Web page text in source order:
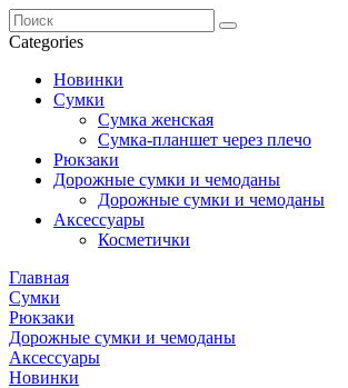
Categories
Новинки
Сумки
Сумка женская
Сумка-планшет через плечо
Рюкзаки
Дорожные сумки и чемоданы
Дорожные сумки и чемоданы
Аксессуары
Косметички
Главная
Сумки
Рюкзаки
Дорожные сумки и чемоданы
Аксессуары
Новинки